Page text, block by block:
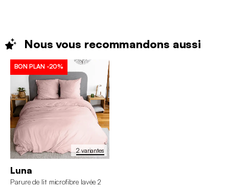
Nous vous recommandons aussi
2 variantes
BON PLAN -20%
Luna
Parure de lit microfibre lavée 2